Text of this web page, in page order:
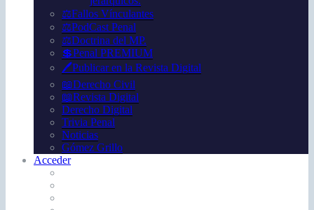
⚖️Fallos Vínculantes
⚖️PodCast Penal
⚖️Doctrina del MP.
💲Penal PREMIUM
🖊️Publicar en la Revista Digital
📖Derecho Civil
📖Revista Digital
Derecho Digital
Trivia Penal
Noticias
Gómez Grillo
Acceder